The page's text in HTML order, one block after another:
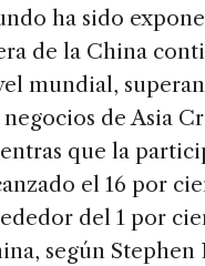
ha sido
de la China
mundial,
negocios de Asia
que la
el 16 por
del 1 por
según Stephen